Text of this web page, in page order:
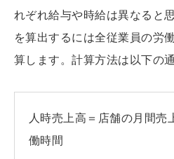
れぞれ給与や時給は異なると
を算出するには全従業員の労
算します。計算方法は以下の通
人時売上高＝店舗の月間売
働時間